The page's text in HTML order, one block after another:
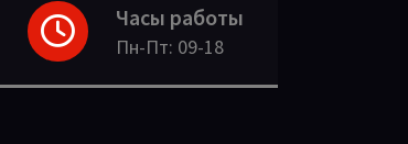
Часы работы
Пн-Пт: 09-18